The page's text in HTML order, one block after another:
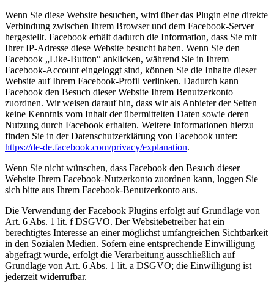
Wenn Sie diese Website besuchen, wird über das Plugin eine direkte
Verbindung zwischen Ihrem Browser und dem Facebook-Server
hergestellt. Facebook erhält dadurch die Information, dass Sie mit
Ihrer IP-Adresse diese Website besucht haben. Wenn Sie den
Facebook „Like-Button“ anklicken, während Sie in Ihrem
Facebook-Account eingeloggt sind, können Sie die Inhalte dieser
Website auf Ihrem Facebook-Profil verlinken. Dadurch kann
Facebook den Besuch dieser Website Ihrem Benutzerkonto
zuordnen. Wir weisen darauf hin, dass wir als Anbieter der Seiten
keine Kenntnis vom Inhalt der übermittelten Daten sowie deren
Nutzung durch Facebook erhalten. Weitere Informationen hierzu
finden Sie in der Datenschutzerklärung von Facebook unter:
https://de-de.facebook.com/privacy/explanation.
Wenn Sie nicht wünschen, dass Facebook den Besuch dieser
Website Ihrem Facebook-Nutzerkonto zuordnen kann, loggen Sie
sich bitte aus Ihrem Facebook-Benutzerkonto aus.
Die Verwendung der Facebook Plugins erfolgt auf Grundlage von
Art. 6 Abs. 1 lit. f DSGVO. Der Websitebetreiber hat ein
berechtigtes Interesse an einer möglichst umfangreichen Sichtbarkeit
in den Sozialen Medien. Sofern eine entsprechende Einwilligung
abgefragt wurde, erfolgt die Verarbeitung ausschließlich auf
Grundlage von Art. 6 Abs. 1 lit. a DSGVO; die Einwilligung ist
jederzeit widerrufbar.